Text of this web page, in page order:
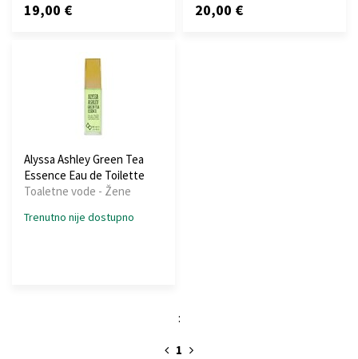
19,00 € 20,00 €
Alyssa Ashley Green Tea
Essence Eau de Toilette
Toaletne vode - Žene
Trenutno nije dostupno
:
1